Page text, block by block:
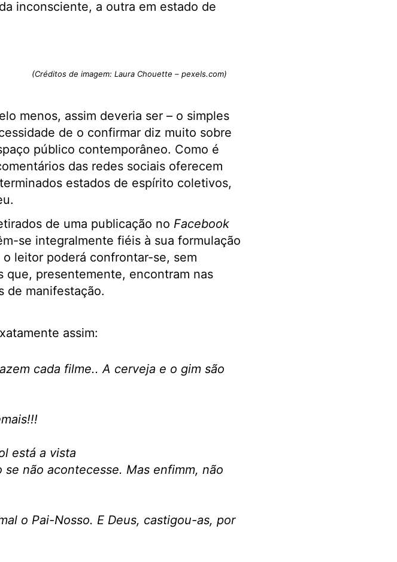
inconsciente, a outra em estado de
(Créditos de imagem: Laura Chouette – pexels.com)
menos, assim deveria ser – o simples
de o confirmar diz muito sobre
público contemporâneo. Como é
das redes sociais oferecem
estados de espírito coletivos,
de uma publicação no Facebook
se integralmente fiéis à sua formulação
leitor poderá confrontar-se, sem
que, presentemente, encontram nas
de manifestação.
assim:
cada filme.. A cerveja e o gim são
está a vista
não acontecesse. Mas enfimm, não
o Pai-Nosso. E Deus, castigou-as, por